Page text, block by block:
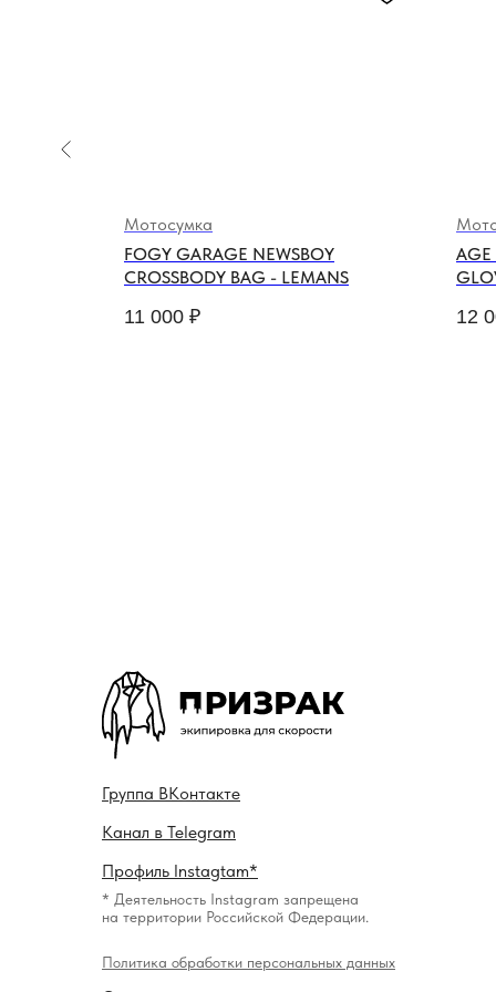
FOGY GARAGE NEWSBOY
CROSSBODY BAG - LEMANS
Мотосумка
11 000 ₽
AGE
12
Политика обработки персональных данных
Канал в Telegram
* Деятельность Instagram запрещена
на территории Российской Федерации.
Профиль Instagtam*
Гру ппа ВКонтакте